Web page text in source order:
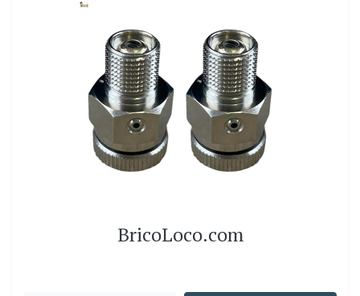
BricoLoco.com